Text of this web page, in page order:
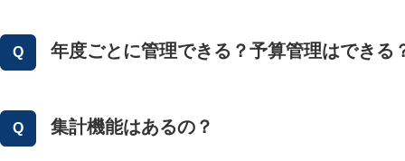
年度ごとに管理できる？予算管理はできる
集計機能はあるの？